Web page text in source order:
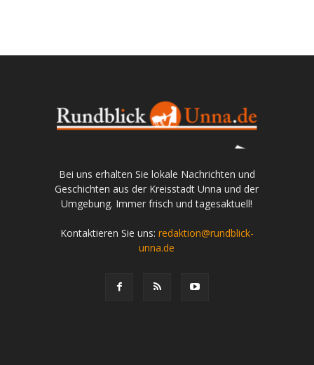
Bei uns erhalten Sie lokale Nachrichten und
Geschichten aus der Kreisstadt Unna und der
Umgebung. Immer frisch und tagesaktuell!
Kontaktieren Sie uns: redaktion@rundblick-
unna.de